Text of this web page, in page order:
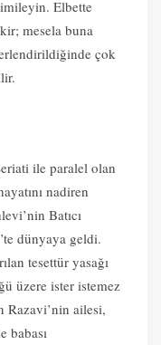
Elbette
mesela buna
çok
ile paralel olan
nadiren
Batıcı
dünyaya geldi.
tesettür yasağı
üzere ister istemez
Razavi’nin ailesi,
babası